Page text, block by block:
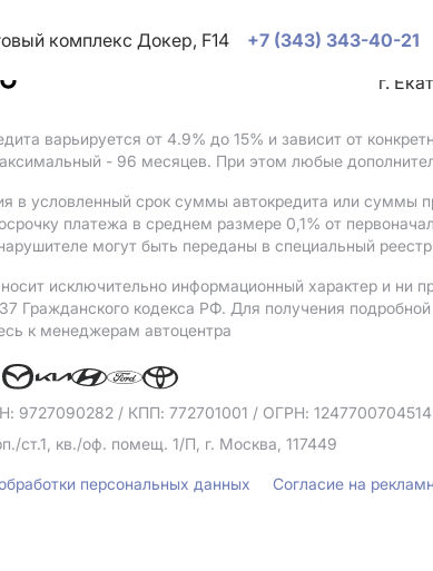
комплекс Докер, F14
+7 (343) 343-40-21
г.
варьируется от 4.9% до 15% и зависит от
- 96 месяцев. При этом любые
в условленный срок суммы автокредита или суммы
платежа в среднем размере 0,1% от
могут быть переданы в специальный
исключительно информационный характер и ни
Гражданского кодекса РФ. Для получения
к менеджерам автоцентра
9727090282 / КПП: 772701001 / ОГРН: 1247700704514
ст.1, кв./оф. помещ. 1/П, г. Москва, 117449
персональных данных Согласие на